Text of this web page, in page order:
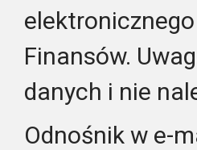
Finansów.
danych i nie
Odnośnik w e-